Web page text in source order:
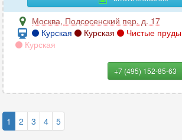
Москва, Подсосенский пер. д. 17
Курская
Курская Чистые пруды
Курская
+7 (495) 152-85-63
1 2 3 4 5